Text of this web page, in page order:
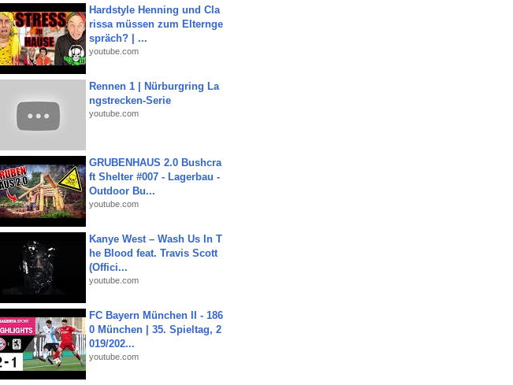
Hardstyle Henning und Cla
rissa müssen zum Elternge
spräch? | ...
youtube.com
Rennen 1 | Nürburgring La
ngstrecken-Serie
youtube.com
GRUBENHAUS 2.0 Bushcra
ft Shelter #007 - Lagerbau -
Outdoor Bu...
youtube.com
Kanye West – Wash Us In T
he Blood feat. Travis Scott
(Offici...
youtube.com
FC Bayern München II - 186
0 München | 35. Spieltag, 2
019/202...
youtube.com